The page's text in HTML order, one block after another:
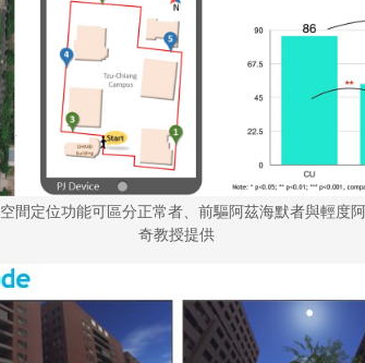
間定位功能可區分正常者、前驅阿茲海默者與輕度
奇教授提供